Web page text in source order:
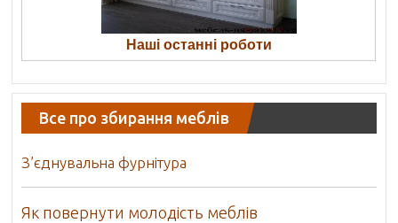
Наші останні роботи
Все про збирання меблів
З’єднувальна фурнітура
Як повернути молодість меблів